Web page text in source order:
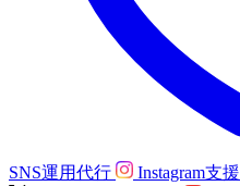
SNS運用代行 Instagram支援